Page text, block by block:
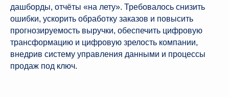
дашборды, отчёты «на лету». Требовалось снизить
ошибки, ускорить обработку заказов и повысить
прогнозируемость выручки, обеспечить цифровую
трансформацию и цифровую зрелость компании,
внедрив систему управления данными и процессы
продаж под ключ.